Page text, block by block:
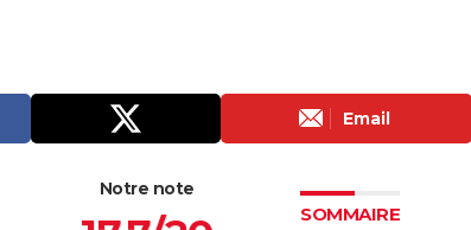
Email
SOMMAIRE
Notre note